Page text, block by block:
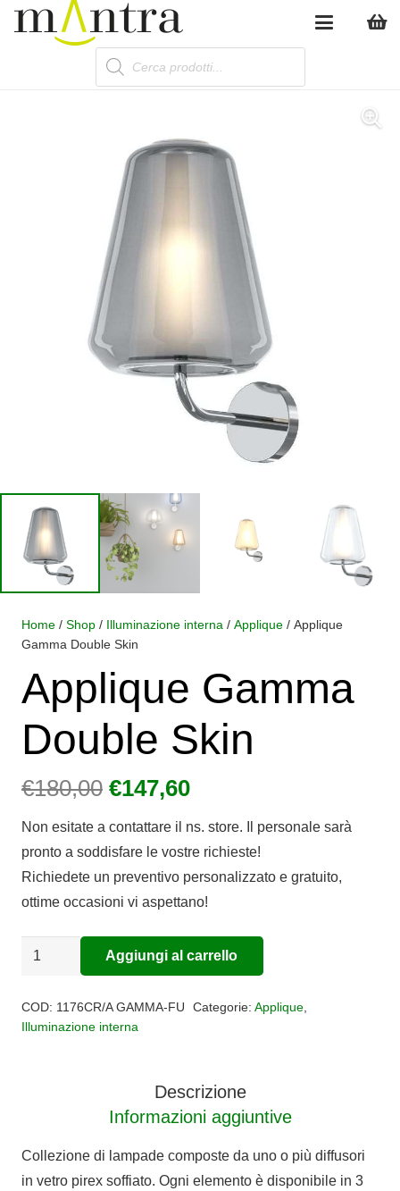
Products
search
Home / Shop / Illuminazione interna / Applique / Applique
Gamma Double Skin
Applique Gamma
Double Skin
€180,00 Il
originale
era:
€180,00.
€147,60Il
attuale
è:
€147,60.
Non esitate a contattare il ns. store. Il personale sarà
pronto a soddisfare le vostre richieste!
Richiedete un preventivo personalizzato e gratuito,
ottime occasioni vi aspettano!
Applique
Skin
Aggiungi al carrello
COD: 1176CR/A GAMMA-FU Categorie: Applique,
Illuminazione interna
Descrizione
Informazioni aggiuntive
Collezione di lampade composte da uno o più diffusori
in vetro pirex soffiato. Ogni elemento è disponibile in 3